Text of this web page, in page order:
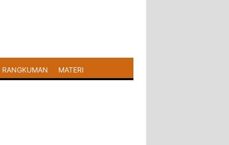
RANGKUMAN MATERI